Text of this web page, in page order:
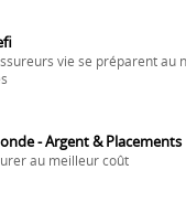
vie se préparent au
- Argent & Placements
au meilleur coût